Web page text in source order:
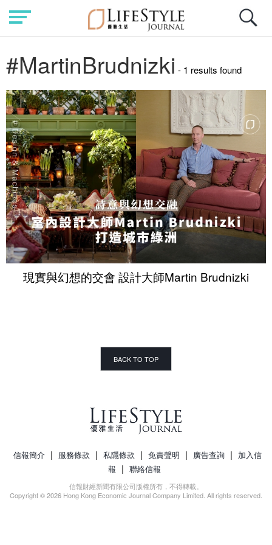
#MartinBrudnizki - 1 results found
現實與幻想的交會 設計大師Martin Brudnizki
BACK TO TOP
信報簡介 | 服務條款 | 私隱條款 | 免責聲明 | 廣告查詢 | 加入信
報 | 聯絡信報
信報財經新聞有限公司版權所有，不得轉載。
Copyright © 2026 Hong Kong Economic Journal Company Limited. All rights reserved.